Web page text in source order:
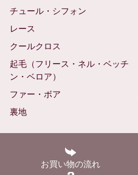
チュール・シフォン
レース
クールクロス
起毛（フリース・ネル・ベッチ
ン・ベロア）
ファー・ボア
裏地
お買い物の流れ